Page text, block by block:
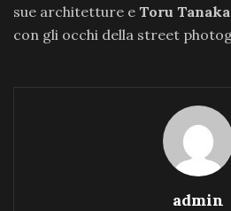
sue architetture e Toru Tanaka
con gli occhi della street
admin